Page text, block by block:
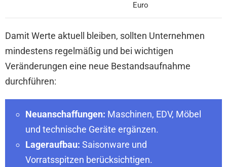
Euro
Damit Werte aktuell bleiben, sollten Unternehmen
mindestens regelmäßig und bei wichtigen
Veränderungen eine neue Bestandsaufnahme
durchführen:
Neuanschaffungen: Maschinen, EDV, Möbel
und technische Geräte ergänzen.
Lageraufbau: Saisonware und
Vorratsspitzen berücksichtigen.